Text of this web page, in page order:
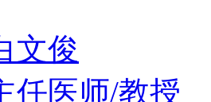
文俊
任医师/教授